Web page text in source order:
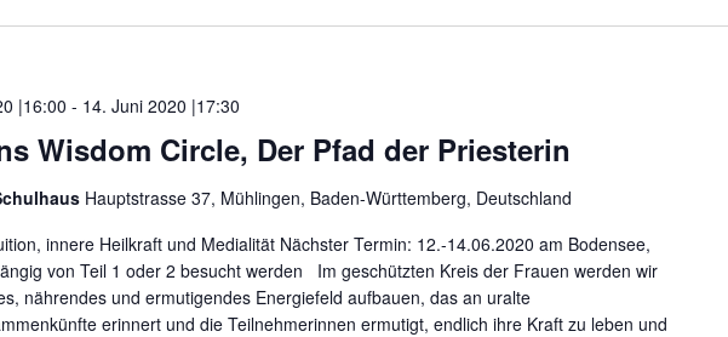
Wisdom Circle, Der Pfad der Priesterin
|16:00 - 14. Juni 2020 |17:30
Hauptstrasse 37, Mühlingen, Baden-Württemberg, Deutschland
innere Heilkraft und Medialität Nächster Termin: 12.-14.06.2020 am Bodensee,
von Teil 1 oder 2 besucht werden Im geschützten Kreis der Frauen werden wir
nährendes und ermutigendes Energiefeld aufbauen, das an uralte
erinnert und die Teilnehmerinnen ermutigt, endlich ihre Kraft zu leben und